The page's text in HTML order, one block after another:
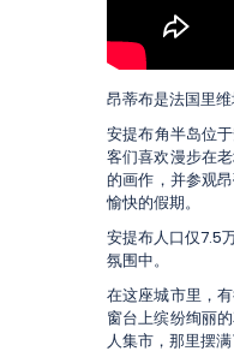
昂蒂布是法国里
安提布角半岛位
客们喜欢漫步在
的画作，并参观
愉快的假期。
安提布人口仅7.5
氛围中。
在这座城市里，
窗台上缤纷绚丽
人集市，那里摆